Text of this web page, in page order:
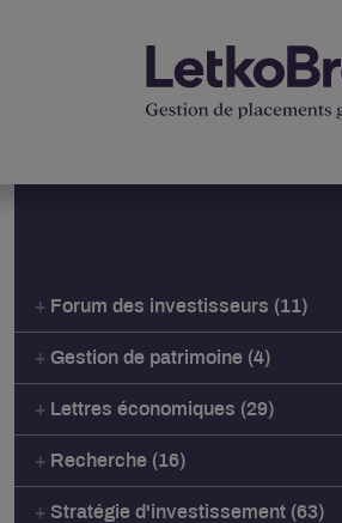
Forum des investisseurs (11)
Gestion de patrimoine (4)
Lettres économiques (29)
Recherche (16)
Stratégie d'investissement (63)